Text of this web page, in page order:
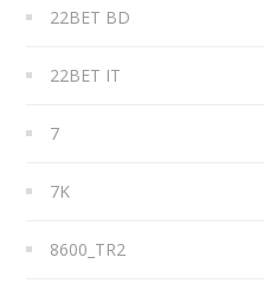
22BET BD
22BET IT
7
7K
8600_TR2